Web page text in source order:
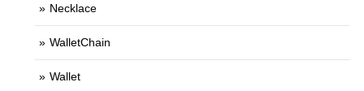
Necklace
WalletChain
Wallet